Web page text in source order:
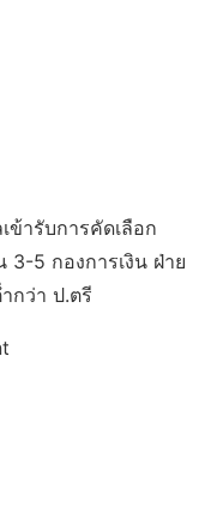
ข้ารับการคัดเลือก
3-5 กองการเงิน ฝ่าย
กว่า ป.ตรี